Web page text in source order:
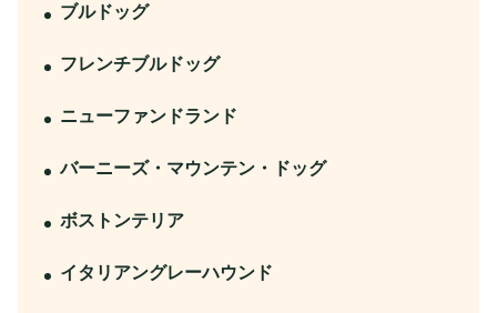
ブルドッグ
フレンチブルドッグ
ニューファンドランド
バーニーズ・マウンテン・ドッグ
ボストンテリア
イタリアングレーハウンド